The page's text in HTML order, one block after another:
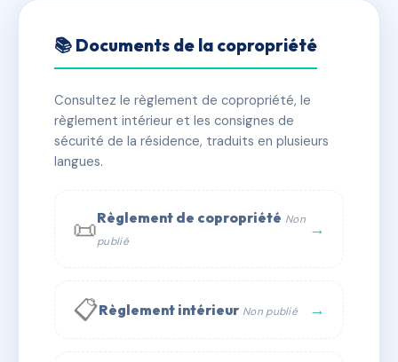
Résidence PIERRE HAMEL
✓ Immatriculée 🏠 51 lots 🏗 1 bâtiment(s)
📞 Contacter Syndic Digital
📚 Documents de la copropriété
Consultez le règlement de copropriété, le
règlement intérieur et les consignes de
sécurité de la résidence, traduits en plusieurs
langues.
📜Règlement de copropriété Non
publié
→
📋Règlement intérieur Non publié →